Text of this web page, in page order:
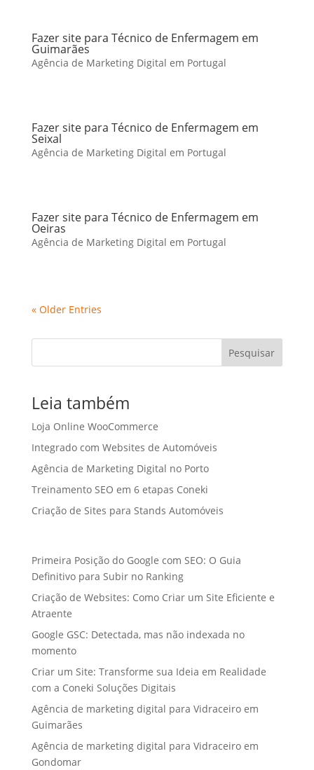
Fazer site para Técnico de Enfermagem em
Guimarães
Agência de Marketing Digital em Portugal
Fazer site para Técnico de Enfermagem em
Seixal
Agência de Marketing Digital em Portugal
Fazer site para Técnico de Enfermagem em
Oeiras
Agência de Marketing Digital em Portugal
« Older Entries
Pesquisar
Leia também
Loja Online WooCommerce
Integrado com Websites de Automóveis
Agência de Marketing Digital no Porto
Treinamento SEO em 6 etapas Coneki
Criação de Sites para Stands Automóveis
Primeira Posição do Google com SEO: O Guia
Definitivo para Subir no Ranking
Criação de Websites: Como Criar um Site Eficiente e
Atraente
Google GSC: Detectada, mas não indexada no
momento
Criar um Site: Transforme sua Ideia em Realidade
com a Coneki Soluções Digitais
Agência de marketing digital para Vidraceiro em
Guimarães
Agência de marketing digital para Vidraceiro em
Gondomar